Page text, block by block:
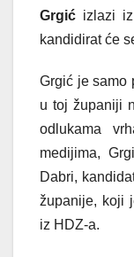
Grgić izlazi
kandidirat će
Grgić je samo
u toj županiji
odlukama
medijima,
Dabri,
županije, koji
iz HDZ-a.